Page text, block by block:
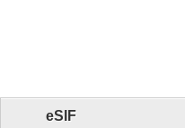
eSIF